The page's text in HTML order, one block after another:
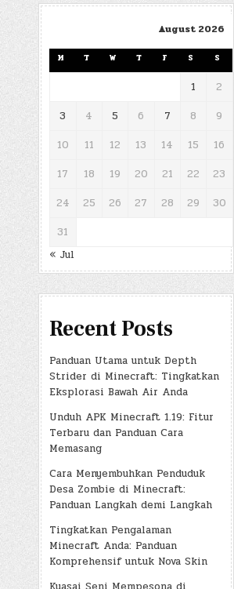
August 2026
M T W T F S S
1
2
3
4 5 6 7 8
9
10
11 12 13 14 15
16
17
18 19 20 21 22
23
24
25 26 27 28 29
30
31
« Jul
Recent Posts
Panduan Utama untuk Depth
Strider di Minecraft: Tingkatkan
Eksplorasi Bawah Air Anda
Unduh APK Minecraft 1.19: Fitur
Terbaru dan Panduan Cara
Memasang
Cara Menyembuhkan Penduduk
Desa Zombie di Minecraft:
Panduan Langkah demi Langkah
Tingkatkan Pengalaman
Minecraft Anda: Panduan
Komprehensif untuk Nova Skin